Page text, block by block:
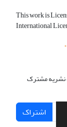
This work is
International
نشریه مشترک
اشتراک